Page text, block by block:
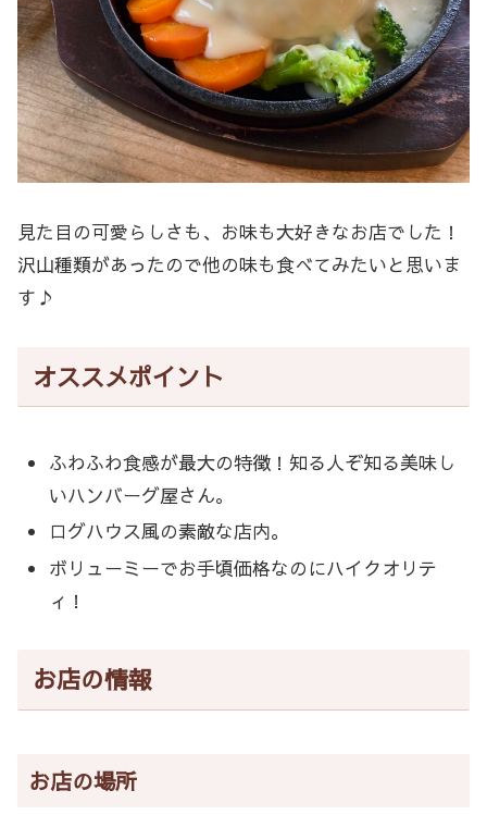
見た目の可愛らしさも、お味も大好きなお店でした！
沢山種類があったので他の味も食べてみたいと思いま
す♪
オススメポイント
ふわふわ食感が最大の特徴！知る人ぞ知る美味し
いハンバーグ屋さん。
ログハウス風の素敵な店内。
ボリューミーでお手頃価格なのにハイクオリテ
ィ！
お店の情報
お店の場所